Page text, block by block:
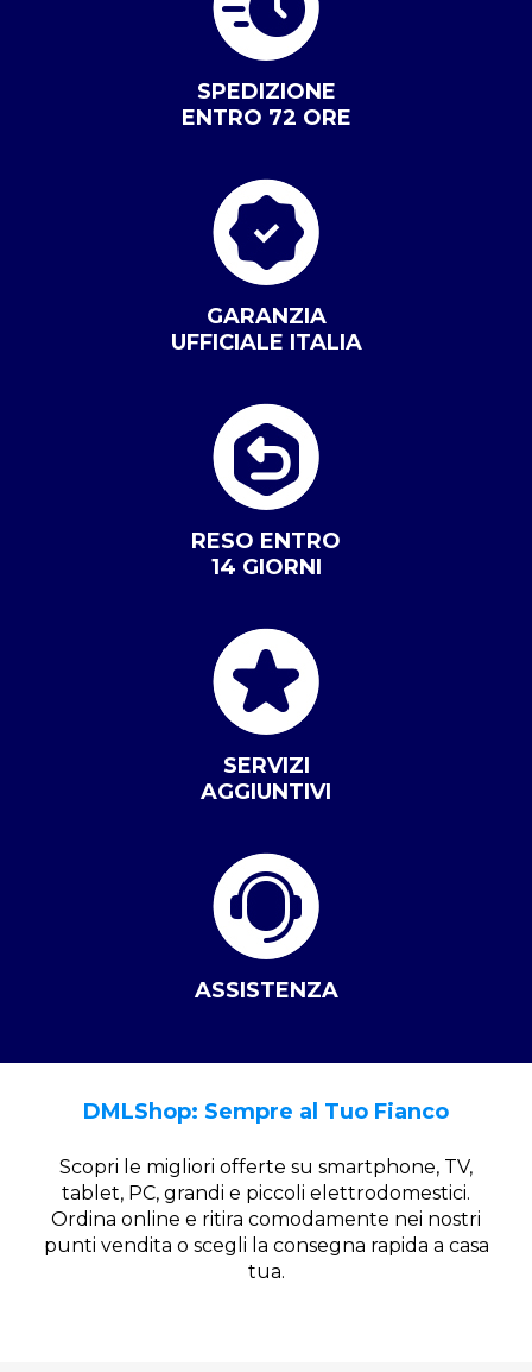
SPEDIZIONE
ENTRO 72 ORE
GARANZIA
UFFICIALE ITALIA
RESO ENTRO
14 GIORNI
SERVIZI
AGGIUNTIVI
ASSISTENZA
DMLShop: Sempre al Tuo Fianco
Scopri le migliori offerte su smartphone, TV,
tablet, PC, grandi e piccoli elettrodomestici.
Ordina online e ritira comodamente nei nostri
punti vendita o scegli la consegna rapida a casa
tua.